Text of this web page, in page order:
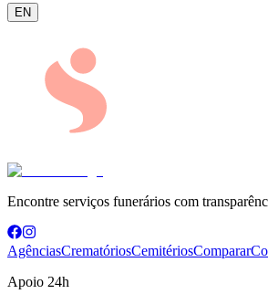
EN
Encontre serviços funerários com
AgênciasCrematóriosCemitériosComparar
Apoio 24h